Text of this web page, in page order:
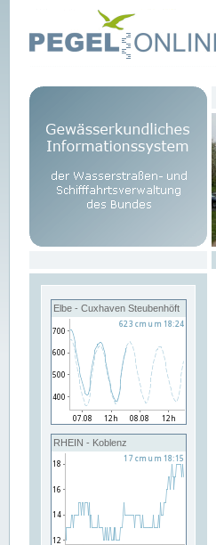
Elbe - Cuxhaven Steubenhöft
RHEIN - Koblenz